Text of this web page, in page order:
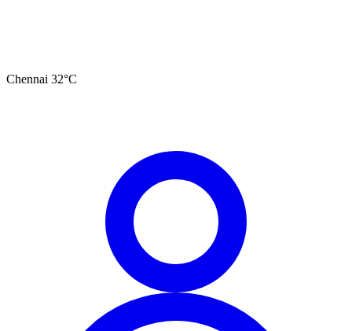
Chennai 32°C